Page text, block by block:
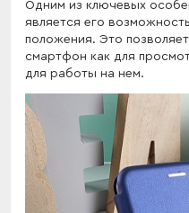
Одним из ключевых
является его
положения. Это
смартфон как для
для работы на нем.